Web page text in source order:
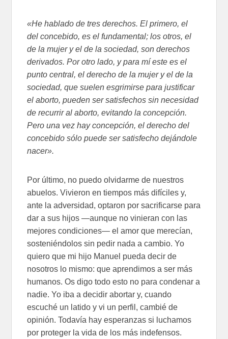
«He hablado de tres derechos. El primero, el
del concebido, es el fundamental; los otros, el
de la mujer y el de la sociedad, son derechos
derivados. Por otro lado, y para mí este es el
punto central, el derecho de la mujer y el de la
sociedad, que suelen esgrimirse para justificar
el aborto, pueden ser satisfechos sin necesidad
de recurrir al aborto, evitando la concepción.
Pero una vez hay concepción, el derecho del
concebido sólo puede ser satisfecho dejándole
nacer».
Por último, no puedo olvidarme de nuestros
abuelos. Vivieron en tiempos más difíciles y,
ante la adversidad, optaron por sacrificarse para
dar a sus hijos —aunque no vinieran con las
mejores condiciones— el amor que merecían,
sosteniéndolos sin pedir nada a cambio. Yo
quiero que mi hijo Manuel pueda decir de
nosotros lo mismo: que aprendimos a ser más
humanos. Os digo todo esto no para condenar a
nadie. Yo iba a decidir abortar y, cuando
escuché un latido y vi un perfil, cambié de
opinión. Todavía hay esperanzas si luchamos
por proteger la vida de los más indefensos.